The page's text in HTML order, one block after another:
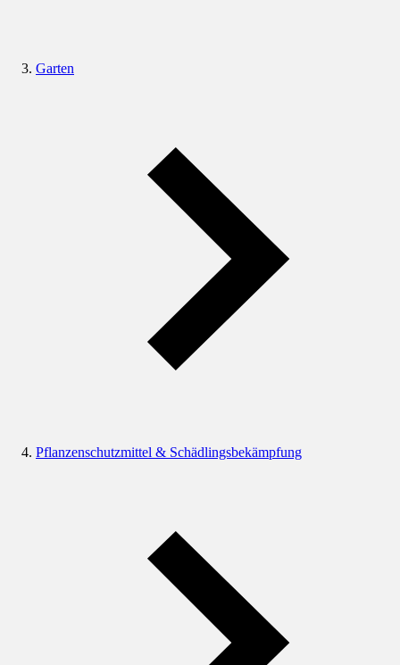
Garten
Pflanzenschutzmittel & Schädlingsbekämpfung